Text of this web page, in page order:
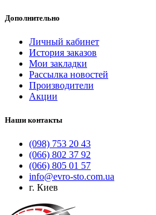
Дополнительно
Личный кабинет
История заказов
Мои закладки
Рассылка новостей
Производители
Акции
Наши контакты
(098) 753 20 43
(066) 802 37 92
(066) 805 01 57
info@evro-sto.com.ua
г. Киев